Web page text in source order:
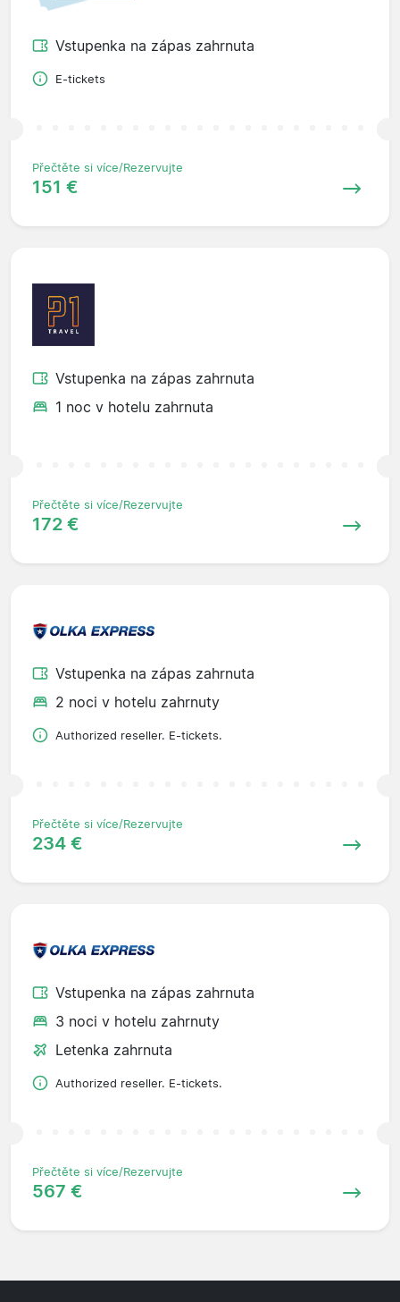
Vstupenka na zápas zahrnuta
E-tickets
Přečtěte si více/Rezervujte
151 €
Vstupenka na zápas zahrnuta
1 noc v hotelu zahrnuta
Přečtěte si více/Rezervujte
172 €
Vstupenka na zápas zahrnuta
2 noci v hotelu zahrnuty
Authorized reseller. E-tickets.
Přečtěte si více/Rezervujte
234 €
Vstupenka na zápas zahrnuta
3 noci v hotelu zahrnuty
Letenka zahrnuta
Authorized reseller. E-tickets.
Přečtěte si více/Rezervujte
567 €